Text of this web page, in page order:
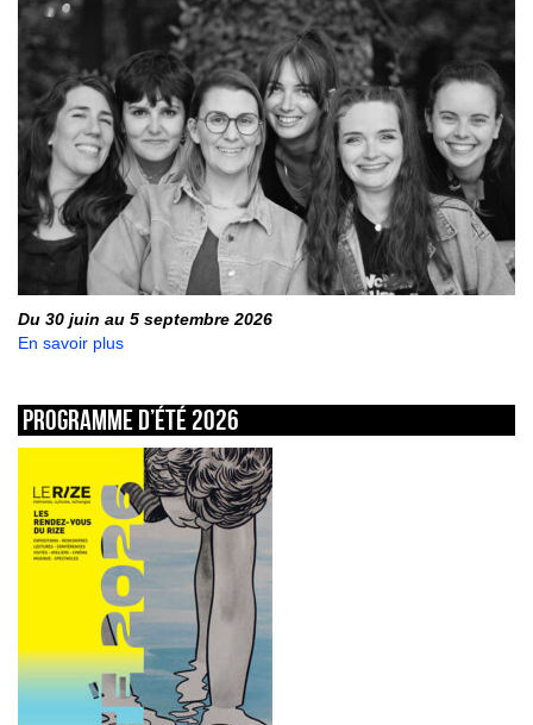
Du 30 juin au 5 septembre 2026
En savoir plus
Programme d’été 2026